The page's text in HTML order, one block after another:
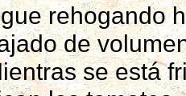
rehogando
de
se está